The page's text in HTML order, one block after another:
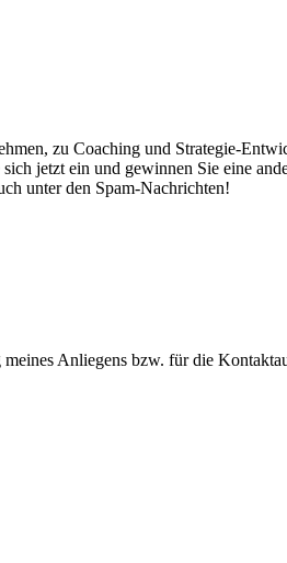
zu Coaching und Strategie-
jetzt ein und gewinnen Sie eine
unter den Spam-Nachrichten!
Anliegens bzw. für die